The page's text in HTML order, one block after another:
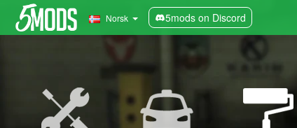
Norsk 5mods on Discord